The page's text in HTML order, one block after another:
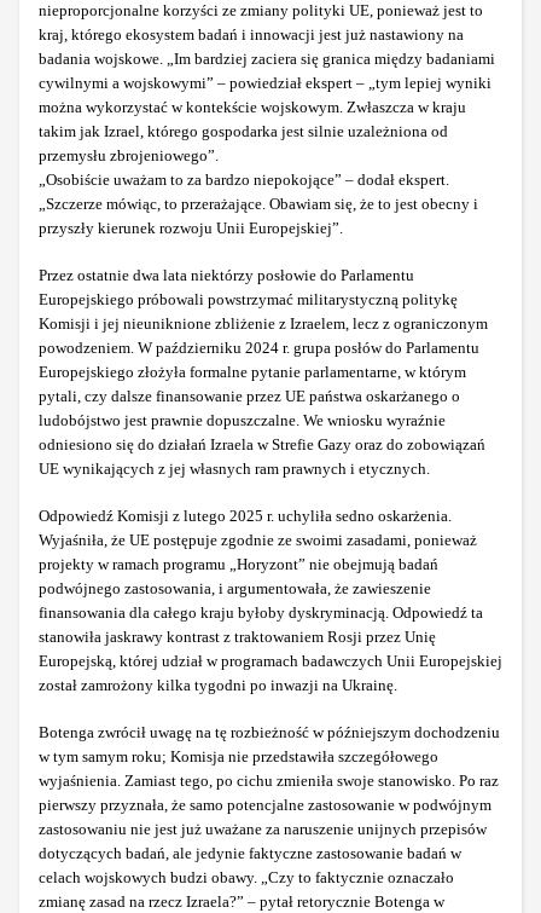
nieproporcjonalne korzyści ze zmiany polityki UE, ponieważ jest to
kraj, którego ekosystem badań i innowacji jest już nastawiony na
badania wojskowe. „Im bardziej zaciera się granica między badaniami
cywilnymi a wojskowymi” – powiedział ekspert – „tym lepiej wyniki
można wykorzystać w kontekście wojskowym. Zwłaszcza w kraju
takim jak Izrael, którego gospodarka jest silnie uzależniona od
przemysłu zbrojeniowego”.
„Osobiście uważam to za bardzo niepokojące” – dodał ekspert.
„Szczerze mówiąc, to przerażające. Obawiam się, że to jest obecny i
przyszły kierunek rozwoju Unii Europejskiej”.
Przez ostatnie dwa lata niektórzy posłowie do Parlamentu
Europejskiego próbowali powstrzymać militarystyczną politykę
Komisji i jej nieuniknione zbliżenie z Izraelem, lecz z ograniczonym
powodzeniem. W październiku 2024 r. grupa posłów do Parlamentu
Europejskiego złożyła formalne pytanie parlamentarne, w którym
pytali, czy dalsze finansowanie przez UE państwa oskarżanego o
ludobójstwo jest prawnie dopuszczalne. We wniosku wyraźnie
odniesiono się do działań Izraela w Strefie Gazy oraz do zobowiązań
UE wynikających z jej własnych ram prawnych i etycznych.
Odpowiedź Komisji z lutego 2025 r. uchyliła sedno oskarżenia.
Wyjaśniła, że UE postępuje zgodnie ze swoimi zasadami, ponieważ
projekty w ramach programu „Horyzont” nie obejmują badań
podwójnego zastosowania, i argumentowała, że zawieszenie
finansowania dla całego kraju byłoby dyskryminacją. Odpowiedź ta
stanowiła jaskrawy kontrast z traktowaniem Rosji przez Unię
Europejską, której udział w programach badawczych Unii Europejskiej
został zamrożony kilka tygodni po inwazji na Ukrainę.
Botenga zwrócił uwagę na tę rozbieżność w późniejszym dochodzeniu
w tym samym roku; Komisja nie przedstawiła szczegółowego
wyjaśnienia. Zamiast tego, po cichu zmieniła swoje stanowisko. Po raz
pierwszy przyznała, że samo potencjalne zastosowanie w podwójnym
zastosowaniu nie jest już uważane za naruszenie unijnych przepisów
dotyczących badań, ale jedynie faktyczne zastosowanie badań w
celach wojskowych budzi obawy. „Czy to faktycznie oznaczało
zmianę zasad na rzecz Izraela?” – pytał retorycznie Botenga w